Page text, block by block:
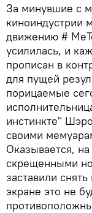
За минувшие с
киноиндустрии
движению #
усилилась, и
прописан в
для пущей
порицаемые
инстинкте"
своими
Оказывается,
скрещенными
заставили
экране это не